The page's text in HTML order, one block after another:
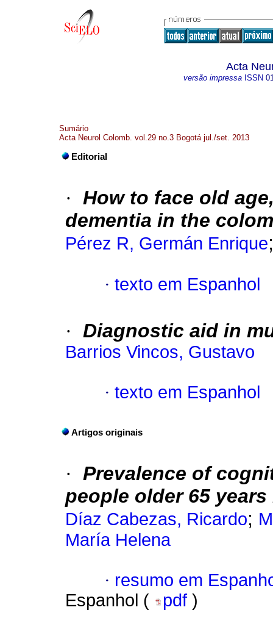
Acta
versão impressa ISSN
Sumário
Acta Neurol Colomb. vol.29 no.3 Bogotá jul./set. 2013
Editorial
· How to face old
dementia in the
Pérez R, Germán Enrique
· texto em Espanhol
· Diagnostic aid in
Barrios Vincos, Gustavo
· texto em Espanhol
Artigos originais
· Prevalence of
people older 65
Díaz Cabezas, Ricardo;
María Helena
· resumo em
Espanhol (
pdf )